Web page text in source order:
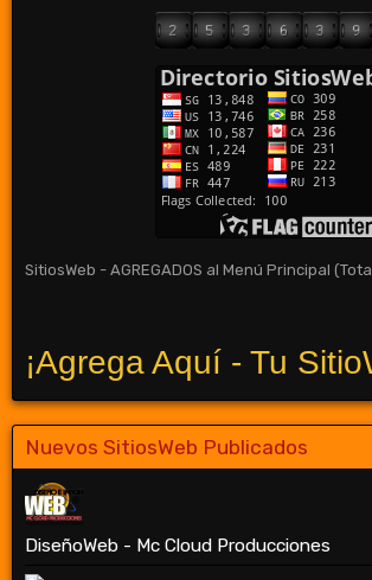
SitiosWeb - AGREGADOS al Menú Principal
¡Agrega Aquí - Tu
Nuevos SitiosWeb Publicados
DiseñoWeb - Mc Cloud Producciones